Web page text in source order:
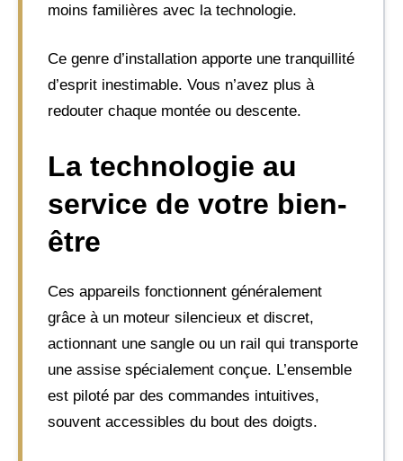
moins familières avec la technologie.
Ce genre d’installation apporte une tranquillité
d’esprit inestimable. Vous n’avez plus à
redouter chaque montée ou descente.
La technologie au
service de votre bien-
être
Ces appareils fonctionnent généralement
grâce à un moteur silencieux et discret,
actionnant une sangle ou un rail qui transporte
une assise spécialement conçue. L’ensemble
est piloté par des commandes intuitives,
souvent accessibles du bout des doigts.